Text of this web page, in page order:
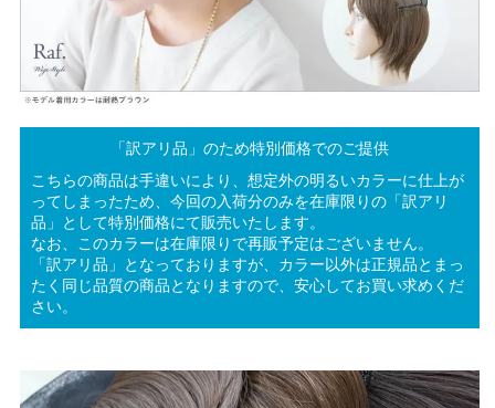
「訳アリ品」のため特別価格でのご提供
こちらの商品は手違いにより、想定外の明るいカラーに仕上が
ってしまったため、今回の入荷分のみを在庫限りの「訳アリ
品」として特別価格にて販売いたします。
なお、このカラーは在庫限りで再販予定はございません。
「訳アリ品」となっておりますが、カラー以外は正規品とまっ
たく同じ品質の商品となりますので、安心してお買い求めくだ
さい。